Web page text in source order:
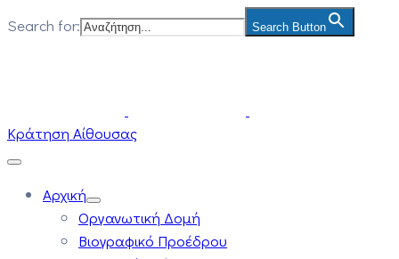
Search for: Search Button
Κράτηση Αίθουσας
Αρχική
Οργανωτική Δομή
Βιογραφικό Προέδρου